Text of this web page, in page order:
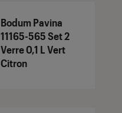
Bodum Pavina
11165-565 Set 2
Verre 0,1 L Vert
Citron